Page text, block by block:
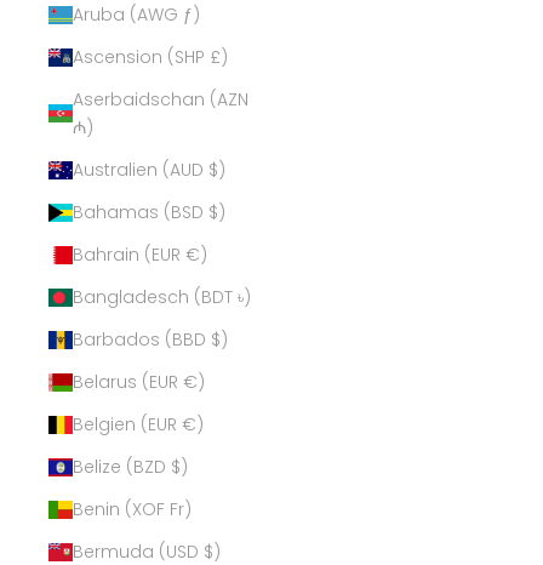
Aruba (AWG ƒ)
Ascension (SHP £)
Aserbaidschan (AZN
₼)
Australien (AUD $)
Bahamas (BSD $)
Bahrain (EUR €)
Bangladesch (BDT ৳)
Barbados (BBD $)
Belarus (EUR €)
Belgien (EUR €)
Belize (BZD $)
Benin (XOF Fr)
Bermuda (USD $)